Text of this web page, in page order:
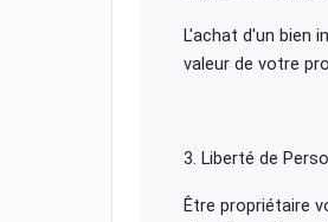
L'achat d'un bien
valeur de votre
3. Liberté de
Être propriétaire